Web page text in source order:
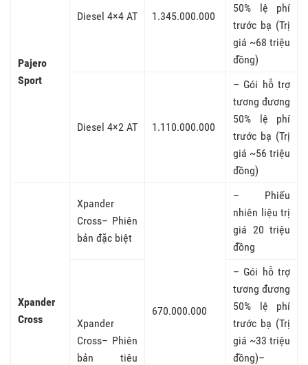
Pajero
Sport
Diesel 4×4 AT 1.345.000.000
50% lệ phí
trước bạ (Trị
giá ~68 triệu
đồng)
Diesel 4×2 AT 1.110.000.000
– Gói hỗ trợ
tương đương
50% lệ phí
trước bạ (Trị
giá ~56 triệu
đồng)
Xpander
Cross
Xpander
Cross– Phiên
bản đặc biệt
670.000.000
– Phiếu
nhiên liệu trị
giá 20 triệu
đồng
Xpander
Cross– Phiên
bản tiêu
– Gói hỗ trợ
tương đương
50% lệ phí
trước bạ (Trị
giá ~33 triệu
đồng)–